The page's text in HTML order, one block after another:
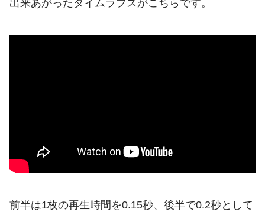
出来あがったタイムラプスがこちらです。
前半は1枚の再生時間を0.15秒、後半で0.2秒として